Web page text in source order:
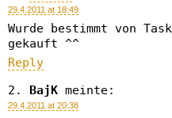
29.4.2011 at 18:49
Wurde bestimmt von
gekauft ^^
Reply
BajK meinte:
29.4.2011 at 20:38